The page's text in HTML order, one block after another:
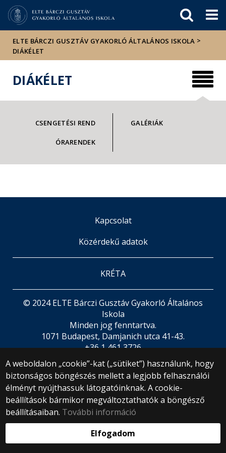
Események
sajtóban
ELTE BÁRCZI GUSZTÁV GYAKORLÓ ÁLTALÁNOS ISKOLA >
DIÁKÉLET
DIÁKÉLET
CSENGETÉSI REND
ÓRARENDEK
GALÉRIÁK
A weboldalon „cookie”-kat („sütiket”) használunk, hogy
biztonságos böngészés mellett a legjobb felhasználói
élményt nyújthassuk látogatóinknak. A cookie-
beállítások bármikor megváltoztathatók a böngésző
beállításaiban. További információ
Elfogadom
Kapcsolat
Közérdekű adatok
KRÉTA
© 2024 ELTE Bárczi Gusztáv Gyakorló Általános
Iskola
Minden jog fenntartva.
1071 Budapest, Damjanich utca 41-43.
+36 1 461 3726
gyakiskola@barczi.elte.hu
Webfejlesztés: